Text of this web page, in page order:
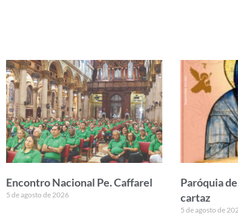
Encontro Nacional Pe. Caffarel
5 de agosto de 2026
Paróquia
cartaz
5 de agosto de